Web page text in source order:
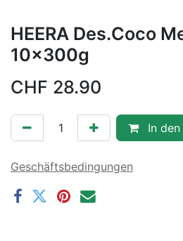
HEERA Des.Coco
10x300g
CHF 28.90
In
Geschäftsbedingungen